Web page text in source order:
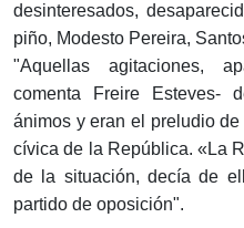
desinteresados,
piño, Modesto Pereira,
"Aquellas agitaciones,
comenta Freire Esteves-
ánimos y eran el preludio
cívica de la República. «La
de la situación, decía de
partido de oposición".